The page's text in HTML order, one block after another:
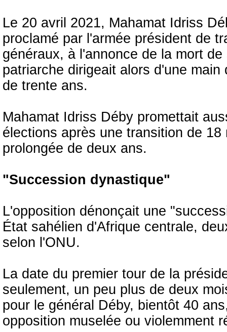
Le 20 avril 2021, Mahamat Idriss
proclamé par l'armée président de
généraux, à l'annonce de la mort
patriarche dirigeait alors d'une
de trente ans.
Mahamat Idriss Déby promettait
élections après une transition de
prolongée de deux ans.
"Succession dynastique"
L'opposition dénonçait une
État sahélien d'Afrique centrale,
selon l'ONU.
La date du premier tour de la
seulement, un peu plus de deux
pour le général Déby, bientôt 40
opposition muselée ou violemment